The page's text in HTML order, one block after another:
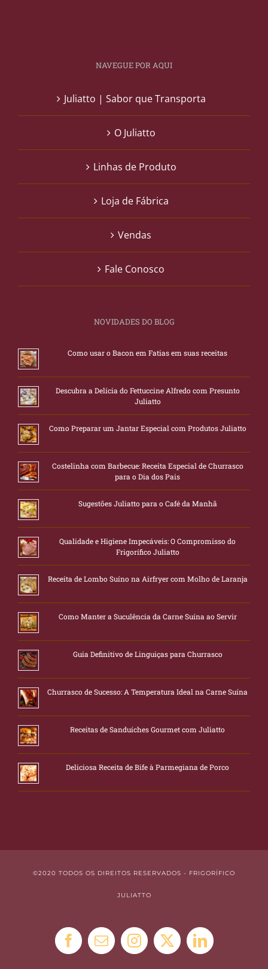
NAVEGUE POR AQUI
Juliatto | Sabor que Transporta
O Juliatto
Linhas de Produto
Loja de Fábrica
Vendas
Fale Conosco
NOVIDADES DO BLOG
Como usar o Bacon em Fatias em suas receitas
Descubra a Delícia do Fettuccine Alfredo com Presunto
Juliatto
Como Preparar um Jantar Especial com Produtos Juliatto
Costelinha com Barbecue: Receita Especial de Churrasco
para o Dia dos Pais
Sugestões Juliatto para o Café da Manhã
Qualidade e Higiene Impecáveis: O Compromisso do
Frigorífico Juliatto
Receita de Lombo Suíno na Airfryer com Molho de Laranja
Como Manter a Suculência da Carne Suína ao Servir
Guia Definitivo de Linguiças para Churrasco
Churrasco de Sucesso: A Temperatura Ideal na Carne Suína
Receitas de Sanduíches Gourmet com Juliatto
Deliciosa Receita de Bife à Parmegiana de Porco
©2020 TODOS OS DIREITOS RESERVADOS - FRIGORÍFICO
JULIATTO
Facebook
E-
Instagram
X LinkedIn